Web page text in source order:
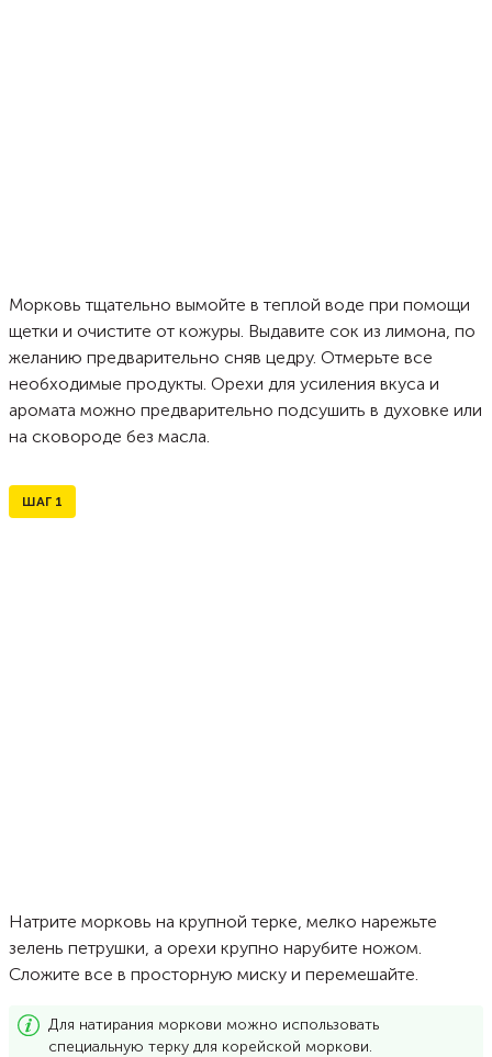
Морковь тщательно вымойте в теплой воде при помощи
щетки и очистите от кожуры. Выдавите сок из лимона, по
желанию предварительно сняв цедру. Отмерьте все
необходимые продукты. Орехи для усиления вкуса и
аромата можно предварительно подсушить в духовке или
на сковороде без масла.
ШАГ 1
Натрите морковь на крупной терке, мелко нарежьте
зелень петрушки, а орехи крупно нарубите ножом.
Сложите все в просторную миску и перемешайте.
Для натирания моркови можно использовать
специальную терку для корейской моркови.